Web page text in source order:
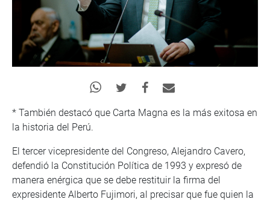
* También destacó que Carta Magna es la más exitosa en
la historia del Perú.
El tercer vicepresidente del Congreso, Alejandro Cavero,
defendió la Constitución Política de 1993 y expresó de
manera enérgica que se debe restituir la firma del
expresidente Alberto Fujimori, al precisar que fue quien la